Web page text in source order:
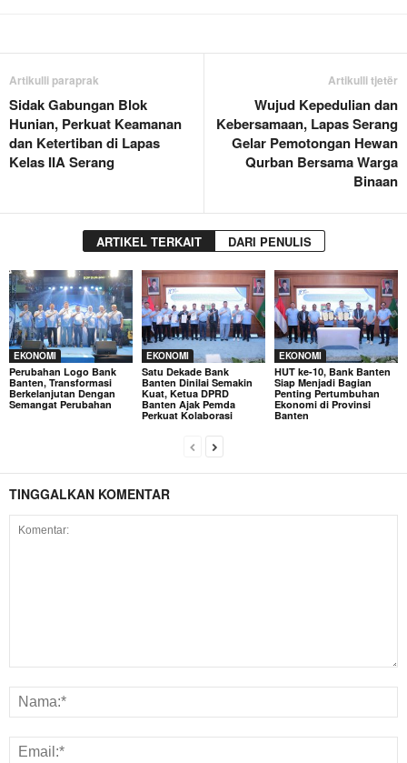
Artikulli paraprak
Sidak Gabungan Blok
Hunian, Perkuat Keamanan
dan Ketertiban di Lapas
Kelas IIA Serang
Artikulli tjetër
Wujud Kepedulian dan
Kebersamaan, Lapas Serang
Gelar Pemotongan Hewan
Qurban Bersama Warga
Binaan
ARTIKEL TERKAIT DARI PENULIS
EKONOMI
Perubahan Logo Bank
Banten, Transformasi
Berkelanjutan Dengan
Semangat Perubahan
EKONOMI
Satu Dekade Bank
Banten Dinilai Semakin
Kuat, Ketua DPRD
Banten Ajak Pemda
Perkuat Kolaborasi
EKONOMI
HUT ke-10, Bank Banten
Siap Menjadi Bagian
Penting Pertumbuhan
Ekonomi di Provinsi
Banten
TINGGALKAN KOMENTAR